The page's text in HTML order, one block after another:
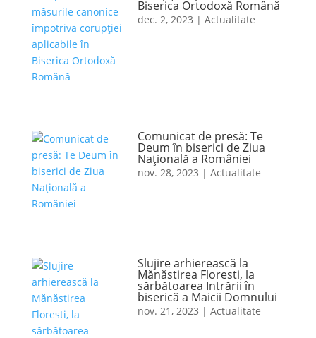
Biserica Ortodoxă Română
dec. 2, 2023 | Actualitate
Comunicat de presă: Te
Deum în biserici de Ziua
Naţională a României
nov. 28, 2023 | Actualitate
Slujire arhierească la
Mănăstirea Floresti, la
sărbătoarea Intrării în
biserică a Maicii Domnului
nov. 21, 2023 | Actualitate